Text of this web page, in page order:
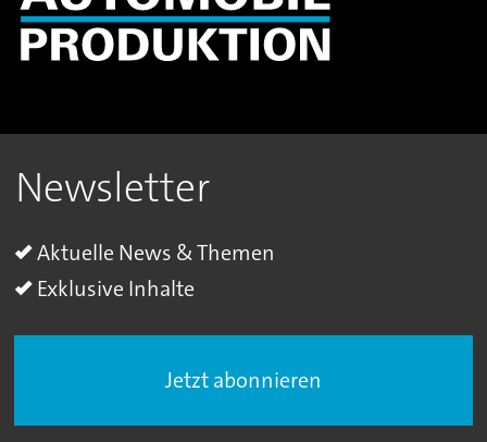
Newsletter
Aktuelle News & Themen
Exklusive Inhalte
Jetzt abonnieren